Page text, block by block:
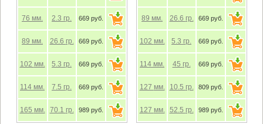
76 мм. 2.3 гр. 669 руб.
89 мм. 26.6 гр. 669 руб.
102 мм. 5.3 гр. 669 руб.
114 мм. 7.5 гр. 669 руб.
165 мм. 70.1 гр. 989 руб.
89 мм. 26.6 гр. 669 руб.
102 мм. 5.3 гр. 669 руб.
114 мм. 45 гр. 669 руб.
127 мм. 10.5 гр. 809 руб.
127 мм. 52.5 гр. 989 руб.